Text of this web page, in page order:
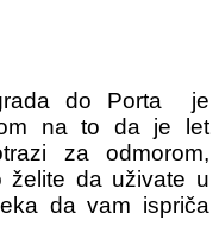
do Porta je
na to da je let
za odmorom,
želite da uživate u
da vam ispriča